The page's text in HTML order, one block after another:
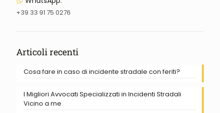
+39 33 91 75 0276
Articoli recenti
Cosa fare in caso di incidente stradale con feriti?
I Migliori Avvocati Specializzati in Incidenti Stradali
Vicino a me